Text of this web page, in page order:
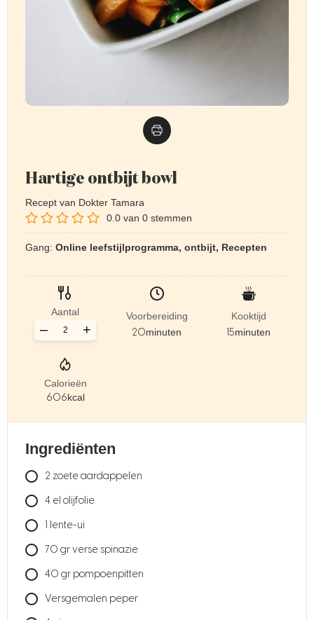
Hartige ontbijt bowl
Recept van Dokter Tamara
0.0 van 0 stemmen
Gang: Online leefstijlprogramma, ontbijt, Recepten
Aantal
+
–
Voorbereiding
20minuten
Kooktijd
15minuten
Calorieën
606kcal
Ingrediënten
2 zoete aardappelen
4 el olijfolie
1 lente-ui
70 grverse spinazie
40 gr pompoenpitten
Versgemalen peper